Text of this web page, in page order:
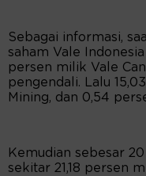
Sebagai informasi,
saham Vale
persen milik Vale
pengendali. Lalu
Mining, dan 0,54
Kemudian sebesar
sekitar 21,18 persen